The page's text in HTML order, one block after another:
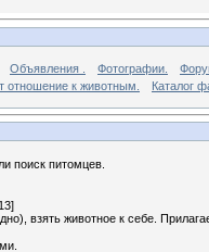
Объявления . Фотографии.
отношение к животным.
Каталог
поиск питомцев.
взять животное к себе.